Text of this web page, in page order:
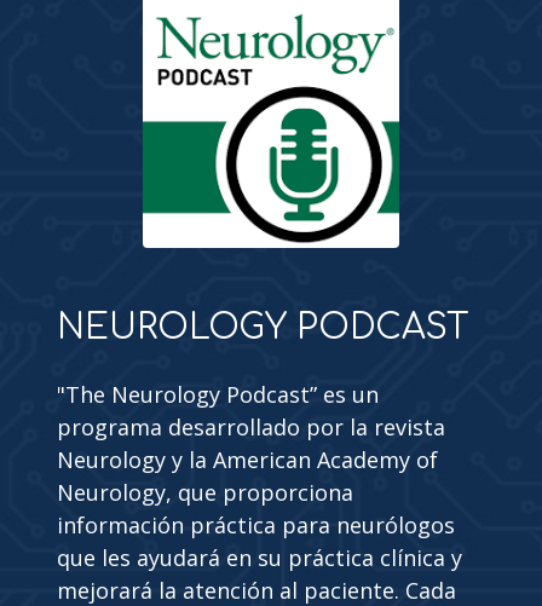
NEUROLOGY PODCAST
"The Neurology Podcast” es un
programa desarrollado por la revista
Neurology y la American Academy of
Neurology, que proporciona
información práctica para neurólogos
que les ayudará en su práctica clínica y
mejorará la atención al paciente. Cada